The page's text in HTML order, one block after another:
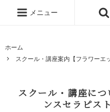
メニュー
ホーム
スクール・講座案内【フラワーエ
スクール・講座に
ンスセラピス